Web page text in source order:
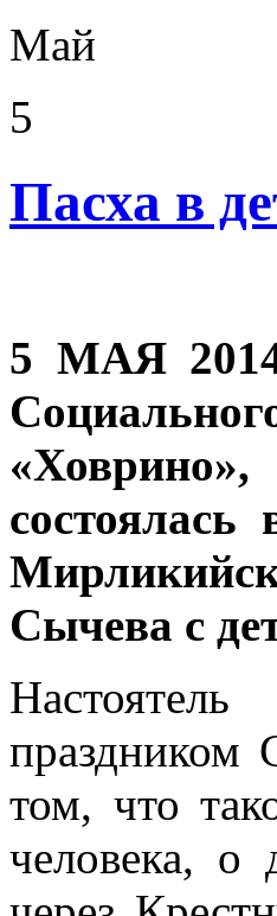
Май
5
Пасха в
5 МАЯ 2014
Сычева с
праздником
том, что
человека,